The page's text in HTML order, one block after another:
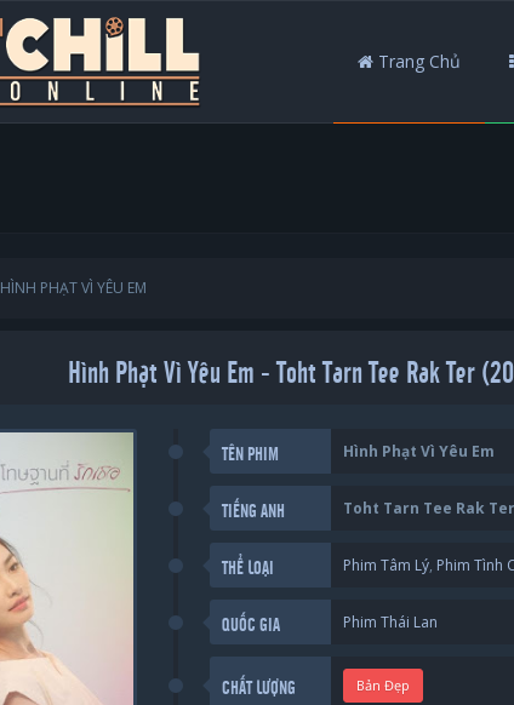
Trang Chủ
HÌNH PHẠT VÌ YÊU EM
Hình Phạt Vì Yêu Em - Toht Tarn Tee Rak Ter
TÊN PHIM Hình Phạt Vì Yêu Em
TIẾNG ANH Toht Tarn Tee Rak Ter
THỂ LOẠI Phim Tâm Lý, Phim Tình
QUỐC GIA Phim Thái Lan
CHẤT LƯỢNG Bản Đẹp